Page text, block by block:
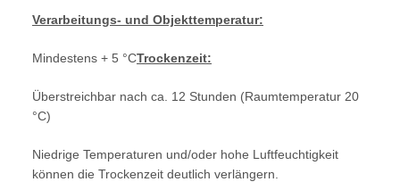
Verarbeitungs- und Objekttemperatur:
Mindestens + 5 °CTrockenzeit:
Überstreichbar nach ca. 12 Stunden (Raumtemperatur 20
°C)
Niedrige Temperaturen und/oder hohe Luftfeuchtigkeit
können die Trockenzeit deutlich verlängern.